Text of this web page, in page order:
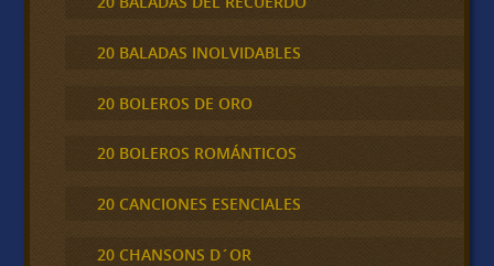
20 BALADAS INOLVIDABLES
20 BOLEROS DE ORO
20 BOLEROS ROMÁNTICOS
20 CANCIONES ESENCIALES
20 CHANSONS D´OR